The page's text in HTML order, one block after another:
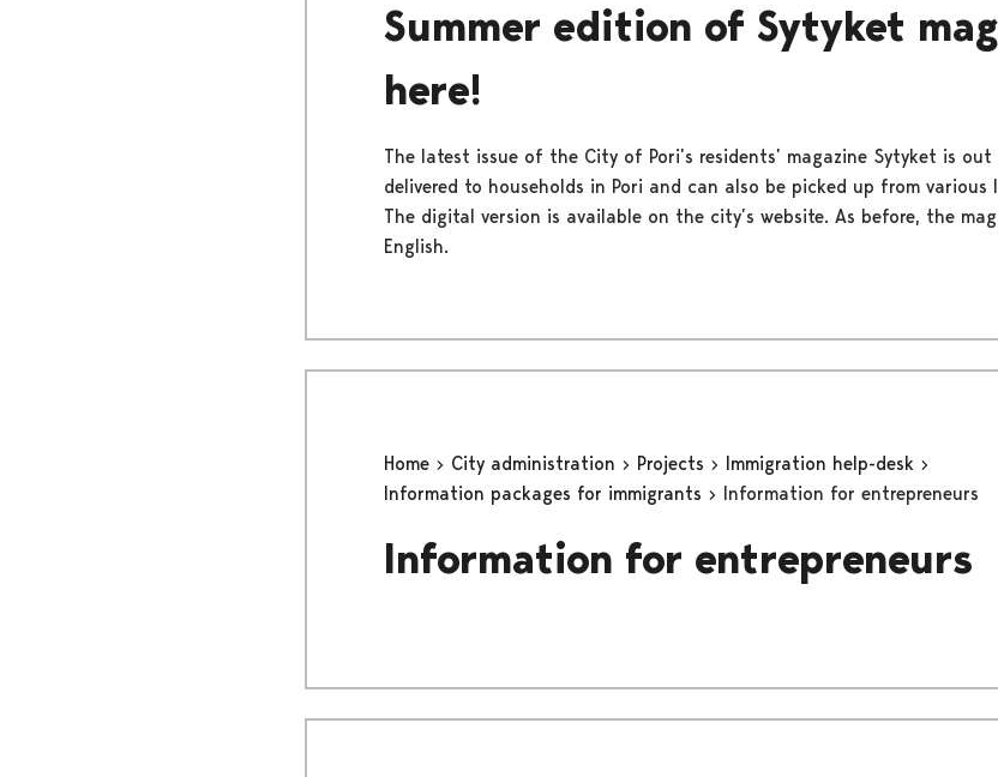
Summer edition of Sytyket
here!
The latest issue of the City of Pori’s residents’ magazine Sytyket is
delivered to households in Pori and can also be picked up from
The digital version is available on the city’s website. As before, the
English.
Home City administration Projects
Immigration help-desk
Information packages for immigrants
Information for entrepreneurs
Information for entrepreneurs